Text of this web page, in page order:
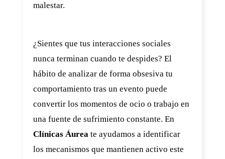
malestar.
¿Sientes que tus interacciones sociales
nunca terminan cuando te despides? El
hábito de analizar de forma obsesiva tu
comportamiento tras un evento puede
convertir los momentos de ocio o trabajo en
una fuente de sufrimiento constante. En
Clínicas Áurea te ayudamos a identificar
los mecanismos que mantienen activo este